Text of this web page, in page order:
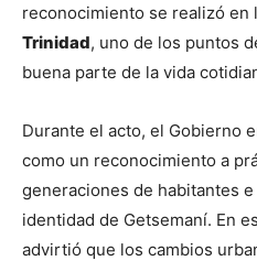
reconocimiento se realizó en
Trinidad, uno de los puntos
buena parte de la vida
Durante el acto, el Gobierno
como un reconocimiento a
generaciones de habitantes
identidad de Getsemaní. En
advirtió que los cambios